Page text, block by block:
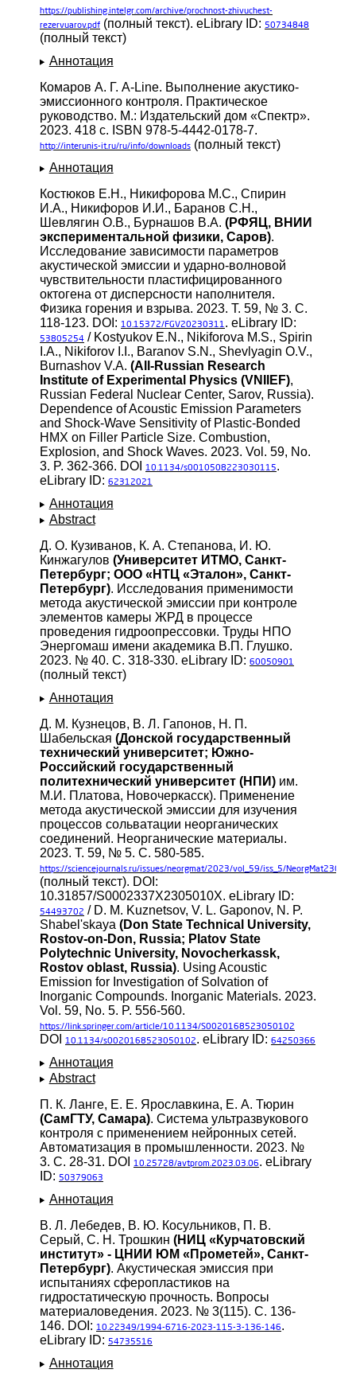
https://publishing.intelgr.com/archive/prochnost-zhivuchest-
rezervuarov.pdf (полный текст). eLibrary ID: 50734848
(полный текст)
Аннотация
Комаров А. Г. A-Line. Выполнение акустико-
эмиссионного контроля. Практическое
руководство. М.: Издательский дом «Спектр».
2023. 418 с. ISBN 978-5-4442-0178-7.
http://interunis-it.ru/ru/info/downloads (полный текст)
Аннотация
Костюков Е.Н., Никифорова М.С., Спирин
И.А., Никифоров И.И., Баранов С.Н.,
Шевлягин О.В., Бурнашов В.А. (РФЯЦ, ВНИИ
экспериментальной физики, Саров).
Исследование зависимости параметров
акустической эмиссии и ударно-волновой
чувствительности пластифицированного
октогена от дисперсности наполнителя.
Физика горения и взрыва. 2023. Т. 59, № 3. С.
118-123. DOI: 10.15372/FGV20230311. eLibrary ID:
53805254 / Kostyukov E.N., Nikiforova M.S., Spirin
I.A., Nikiforov I.I., Baranov S.N., Shevlyagin O.V.,
Burnashov V.A. (All-Russian Research
Institute of Experimental Physics (VNIIEF),
Russian Federal Nuclear Center, Sarov, Russia).
Dependence of Acoustic Emission Parameters
and Shock-Wave Sensitivity of Plastic-Bonded
HMX on Filler Particle Size. Combustion,
Explosion, and Shock Waves. 2023. Vol. 59, No.
3. P. 362-366. DOI
10.1134/s0010508223030115.
eLibrary ID: 62312021
Аннотация
Abstract
Д. О. Кузиванов, К. А. Степанова, И. Ю.
Кинжагулов (Университет ИТМО, Санкт-
Петербург; ООО «НТЦ «Эталон», Санкт-
Петербург). Исследования применимости
метода акустической эмиссии при контроле
элементов камеры ЖРД в процессе
проведения гидроопрессовки. Труды НПО
Энергомаш имени академика В.П. Глушко.
2023. № 40. С. 318-330. eLibrary ID: 60050901
(полный текст)
Аннотация
Д. М. Кузнецов, В. Л. Гапонов, Н. П.
Шабельская (Донской государственный
технический университет; Южно-
Российский государственный
политехнический университет (НПИ) им.
М.И. Платова, Новочеркасск). Применение
метода акустической эмиссии для изучения
процессов сольватации неорганических
соединений. Неорганические материалы.
2023. Т. 59, № 5. С. 580-585.
https://sciencejournals.ru/issues/neorgmat/2023/vol_59/iss_5/
(полный текст). DOI:
10.31857/S0002337X2305010X. eLibrary ID:
54493702 / D. M. Kuznetsov, V. L. Gaponov, N. P.
Shabel'skaya (Don State Technical University,
Rostov-on-Don, Russia; Platov State
Polytechnic University, Novocherkassk,
Rostov oblast, Russia). Using Acoustic
Emission for Investigation of Solvation of
Inorganic Compounds. Inorganic Materials. 2023.
Vol. 59, No. 5. P. 556-560.
https://link.springer.com/article/10.1134/S0020168523050102
DOI 10.1134/s0020168523050102. eLibrary ID: 64250366
Аннотация
Abstract
П. К. Ланге, Е. Е. Ярославкина, Е. А. Тюрин
(СамГТУ, Самара). Система ультразвукового
контроля с применением нейронных сетей.
Автоматизация в промышленности. 2023. №
3. С. 28-31. DOI
10.25728/avtprom.2023.03.06. eLibrary
ID: 50379063
Аннотация
В. Л. Лебедев, В. Ю. Косульников, П. В.
Серый, С. Н. Трошкин (НИЦ «Курчатовский
институт» - ЦНИИ ЮМ «Прометей», Санкт-
Петербург). Акустическая эмиссия при
испытаниях сферопластиков на
гидростатическую прочность. Вопросы
материаловедения. 2023. № 3(115). С. 136-
146. DOI: 10.22349/1994-6716-2023-115-3-136-146.
eLibrary ID: 54735516
Аннотация